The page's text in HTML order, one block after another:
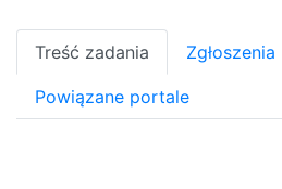
Treść zadania Zgłoszenia
Powiązane portale